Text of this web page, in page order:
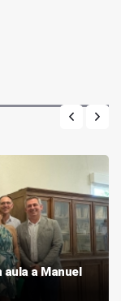
aula a Manuel